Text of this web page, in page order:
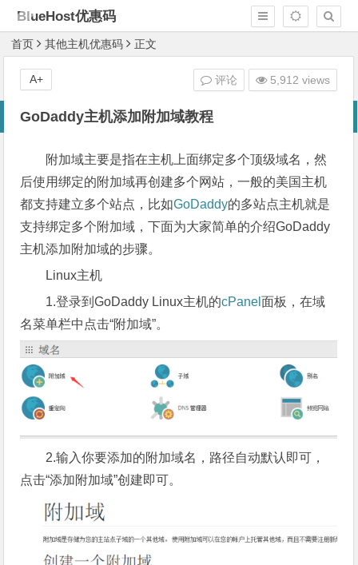
BlueHost优惠码
首页 其他主机优惠码 正文
GoDaddy主机添加附加域教程
附加域主要是指在主机上面绑定多个顶级域名，然
后使用绑定的附加域再创建多个网站，一般的美国主机
都支持建立多个站点，比如GoDaddy的多站点主机就是
支持绑定多个附加域，下面为大家简单的介绍GoDaddy
主机添加附加域的步骤。
Linux主机
1.登录到GoDaddy Linux主机的cPanel面板，在域
名菜单栏中点击“附加域”。
2.输入你要添加的附加域名，路径自动默认即可，
点击“添加附加域”创建即可。
评论 5,912 views
A+